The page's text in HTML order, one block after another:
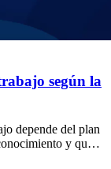
según la
depende del plan
y qué